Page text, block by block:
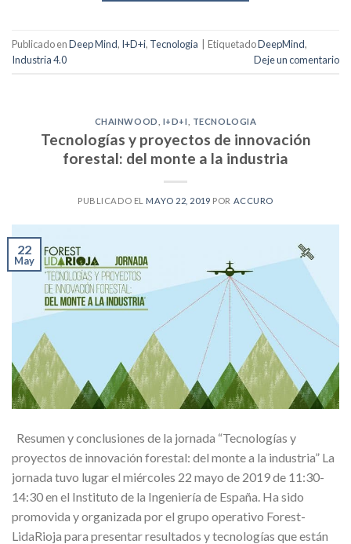
Publicado enDeep Mind, I+D+i, Tecnologia | EtiquetadoDeepMind,
Industria 4.0
Deje un comentario
CHAINWOOD I+D+I TECNOLOGIA
Tecnologías y proyectos de innovación
forestal: del monte a la industria
PUBLICADO EL MAYO 22, 2019 POR ACCURO
22
May
Resumen y conclusiones de la jornada “Tecnologías y
proyectos de innovación forestal: del monte a la industria” La
jornada tuvo lugar el miércoles 22 mayo de 2019 de 11:30-
14:30 en el Instituto de la Ingeniería de España. Ha sido
promovida y organizada por el grupo operativo Forest-
LidaRioja para presentar resultados y tecnologías que están